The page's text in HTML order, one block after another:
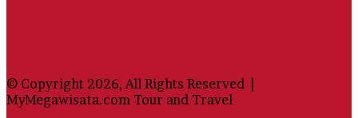
© Copyright 2026, All Rights Reserved |
MyMegawisata.com Tour and Travel